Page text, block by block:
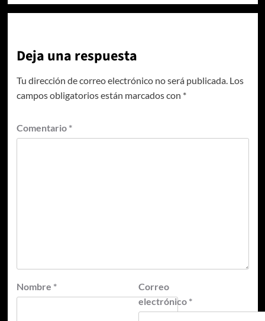
Deja una respuesta
Tu dirección de correo electrónico no será publicada. Los
campos obligatorios están marcados con *
Comentario *
Nombre *
Correo
electrónico *